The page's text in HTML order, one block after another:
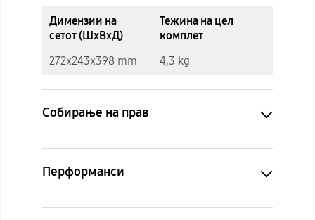
Димензии на
сетот (ШxВxД)
272x243x398 mm
Тежина на цел
комплет
4,3 kg
Собирање на прав
Перформанси